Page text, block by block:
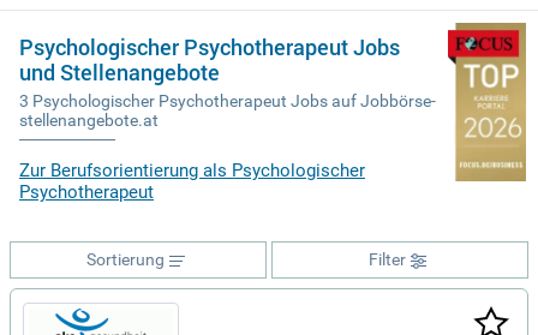
Psychologischer Psychotherapeut Jobs
und Stellenangebote
3 Psychologischer Psychotherapeut Jobs auf Jobbörse-
stellenangebote.at
Zur Berufsorientierung als Psychologischer
Psychotherapeut
Filter
Sortierung